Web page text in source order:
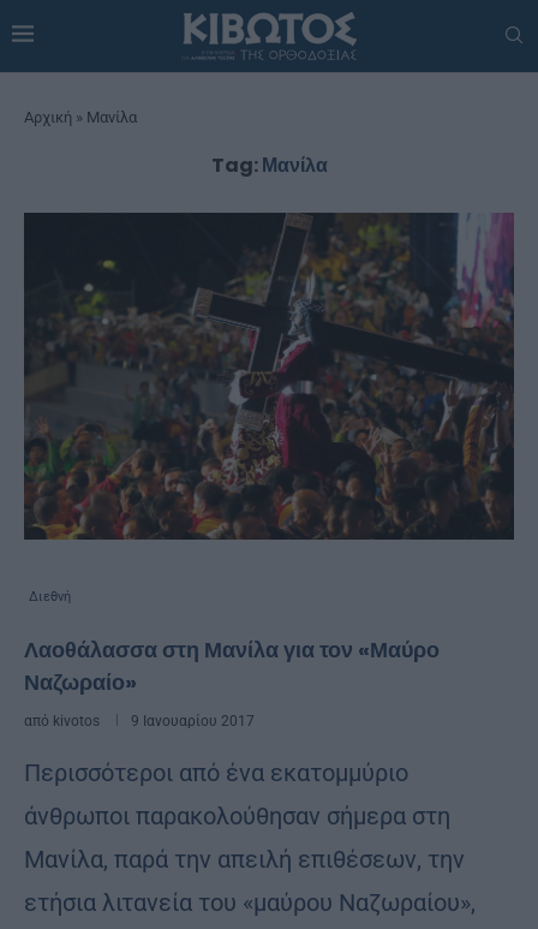
Αρχική » Μανίλα
Tag:Μανίλα
Διεθνή
Λαοθάλασσα στη Μανίλα για τον «Μαύρο
Ναζωραίο»
από kivotos 9 Ιανουαρίου 2017
Περισσότεροι από ένα εκατομμύριο
άνθρωποι παρακολούθησαν σήμερα στη
Μανίλα, παρά την απειλή επιθέσεων, την
ετήσια λιτανεία του «μαύρου Ναζωραίου»,